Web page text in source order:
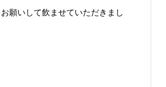
願いして飲ませていただきまし